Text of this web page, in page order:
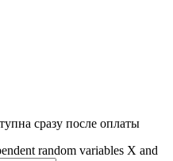
сразу после оплаты
random variables X and